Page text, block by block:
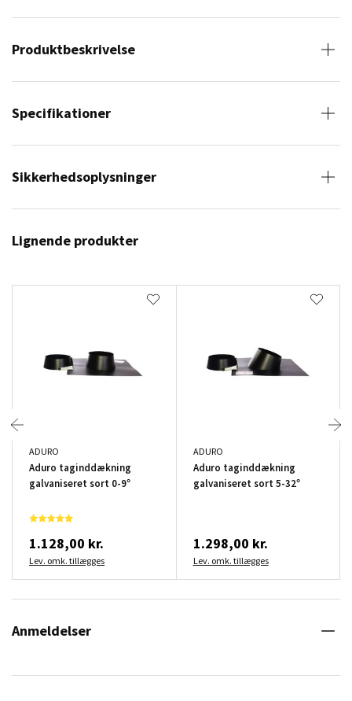
Produktbeskrivelse
Specifikationer
Sikkerhedsoplysninger
Lignende produkter
ADURO
Aduro taginddækning
galvaniseret sort 0-9°
1.128,00 kr.
Lev. omk. tillægges
ADURO
Aduro taginddækning
galvaniseret sort 5-32°
1.298,00 kr.
Lev. omk. tillægges
Anmeldelser